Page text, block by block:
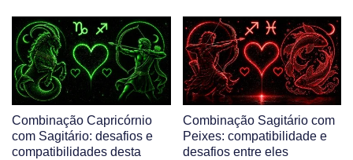
Combinação Capricórnio
com Sagitário: desafios e
compatibilidades desta
Combinação Sagitário com
Peixes: compatibilidade e
desafios entre eles